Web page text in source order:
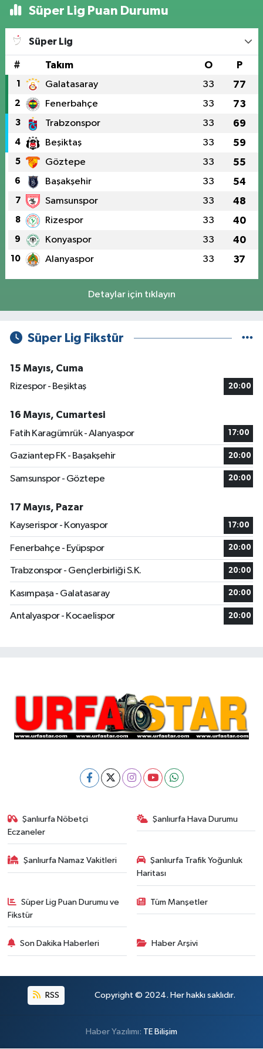
Süper Lig Puan Durumu
Süper Lig
# Takım O P
1 Galatasaray 33 77
2 Fenerbahçe 33 73
3 Trabzonspor 33 69
4 Beşiktaş 33 59
5 Göztepe 33 55
6 Başakşehir 33 54
7 Samsunspor 33 48
8 Rizespor 33 40
9 Konyaspor 33 40
10 Alanyaspor 33 37
Detaylar için tıklayın
Süper Lig Fikstür
15 Mayıs, Cuma
Rizespor - Beşiktaş
20:00
16 Mayıs, Cumartesi
Fatih Karagümrük - Alanyaspor
17:00
Gaziantep FK - Başakşehir 20:00
Samsunspor - Göztepe 20:00
17 Mayıs, Pazar
Kayserispor - Konyaspor
17:00
Fenerbahçe - Eyüpspor 20:00
Trabzonspor - Gençlerbirliği S.K. 20:00
Kasımpaşa - Galatasaray 20:00
Antalyaspor - Kocaelispor 20:00
Şanlıurfa Nöbetçi
Eczaneler
Şanlıurfa Hava Durumu
Şanlıurfa Namaz Vakitleri
Şanlıurfa Trafik Yoğunluk
Haritası
Süper Lig Puan Durumu ve
Fikstür
Tüm Manşetler
Son Dakika Haberleri Haber Arşivi
RSS Copyright © 2024. Her hakkı saklıdır.
Haber Yazılımı: TE Bilişim